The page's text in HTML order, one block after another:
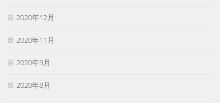
2020年12月
2020年11月
2020年9月
2020年8月